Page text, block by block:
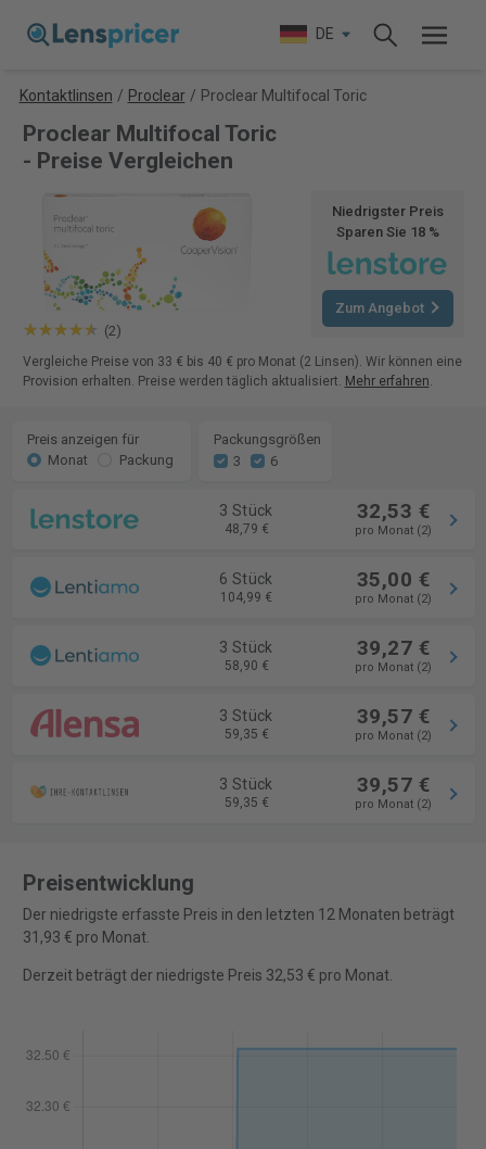
DE
Kontaktlinsen / Proclear / Proclear Multifocal Toric
Proclear Multifocal Toric
- Preise Vergleichen
(2)
Niedrigster Preis
Sparen Sie 18 %
Zum Angebot
Vergleiche Preise von 33 € bis 40 € pro Monat (2 Linsen). Wir können eine
Provision erhalten. Preise werden täglich aktualisiert. Mehr erfahren.
Preis anzeigen für
Monat
Packung
Packungsgrößen
3
6
3 Stück
48,79 €
32,53 €
pro Monat (2)
6 Stück
104,99 €
35,00 €
pro Monat (2)
3 Stück
58,90 €
39,27 €
pro Monat (2)
3 Stück
59,35 €
39,57 €
pro Monat (2)
3 Stück
59,35 €
39,57 €
pro Monat (2)
Preisentwicklung
Der niedrigste erfasste Preis in den letzten 12 Monaten beträgt
31,93 € pro Monat.
Derzeit beträgt der niedrigste Preis 32,53 € pro Monat.